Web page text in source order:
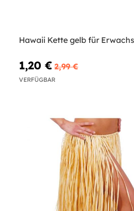
Hawaii Kette gelb für
1,20 € 2,99 €
VERFÜGBAR